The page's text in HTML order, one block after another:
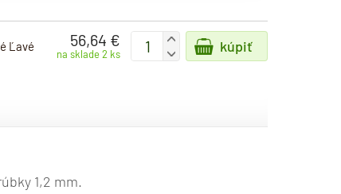
Ľavé 56,64 €
na sklade 2 ks
+
-
kúpiť
1,2 mm.